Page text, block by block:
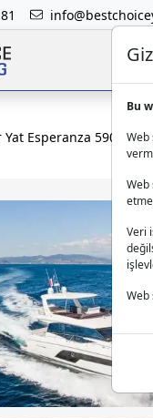
Esperanza 590 -
Bu
Web
Web
Veri
Web